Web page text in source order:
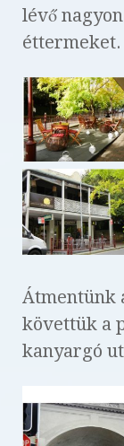
lévő
éttermeket.
Átmentünk
követtük a
kanyargó